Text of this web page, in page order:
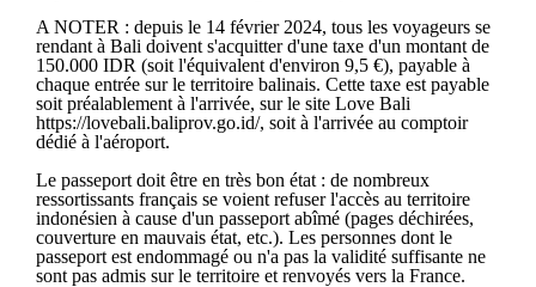
A NOTER : depuis le 14 février 2024, tous les voyageurs se
rendant à Bali doivent s'acquitter d'une taxe d'un montant de
150.000 IDR (soit l'équivalent d'environ 9,5 €), payable à
chaque entrée sur le territoire balinais. Cette taxe est payable
soit préalablement à l'arrivée, sur le site Love Bali
https://lovebali.baliprov.go.id/, soit à l'arrivée au comptoir
dédié à l'aéroport.
Le passeport doit être en très bon état : de nombreux
ressortissants français se voient refuser l'accès au territoire
indonésien à cause d'un passeport abîmé (pages déchirées,
couverture en mauvais état, etc.). Les personnes dont le
passeport est endommagé ou n'a pas la validité suffisante ne
sont pas admis sur le territoire et renvoyés vers la France.